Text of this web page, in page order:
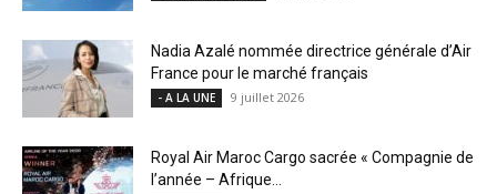
Nadia Azalé nommée directrice générale d’Air
France pour le marché français
- A LA UNE 9 juillet 2026
Royal Air Maroc Cargo sacrée « Compagnie de
l’année – Afrique...